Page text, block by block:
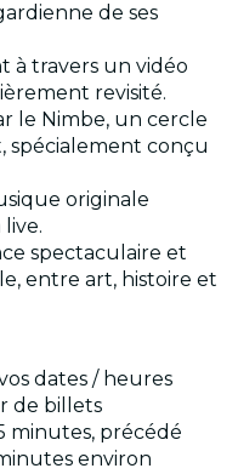
de ses
à travers un vidéo
revisité.
le Nimbe, un cercle
spécialement conçu
originale
spectaculaire et
entre art, histoire et
dates / heures
de billets
minutes, précédé
environ